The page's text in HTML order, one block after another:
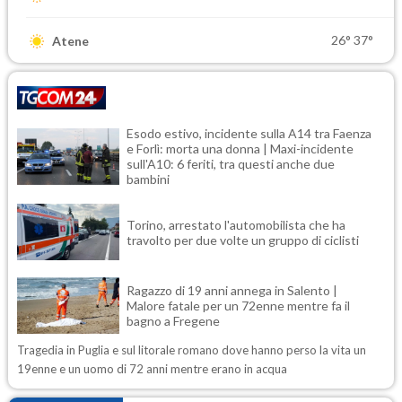
Atene 26° 37°
Esodo estivo, incidente sulla A14 tra Faenza
e Forlì: morta una donna | Maxi-incidente
sull'A10: 6 feriti, tra questi anche due
bambini
Torino, arrestato l'automobilista che ha
travolto per due volte un gruppo di ciclisti
Ragazzo di 19 anni annega in Salento |
Malore fatale per un 72enne mentre fa il
bagno a Fregene
Tragedia in Puglia e sul litorale romano dove hanno perso la vita un
19enne e un uomo di 72 anni mentre erano in acqua